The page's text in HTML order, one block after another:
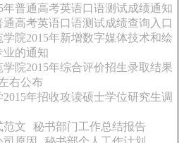
年普通高考英语口语测试成绩通知
通高考英语口语测试成绩查询入口
学院2015年新增数字媒体技术和绘
业的通知
学院2015年综合评价招生录取结果
右公布
年招收攻读硕士学位研究生调
范文
秘书部门工作总结报告